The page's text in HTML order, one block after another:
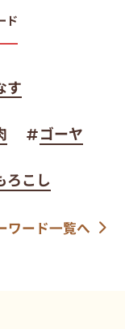
ド
す
ゴーヤ
ろこし
ワード一覧へ